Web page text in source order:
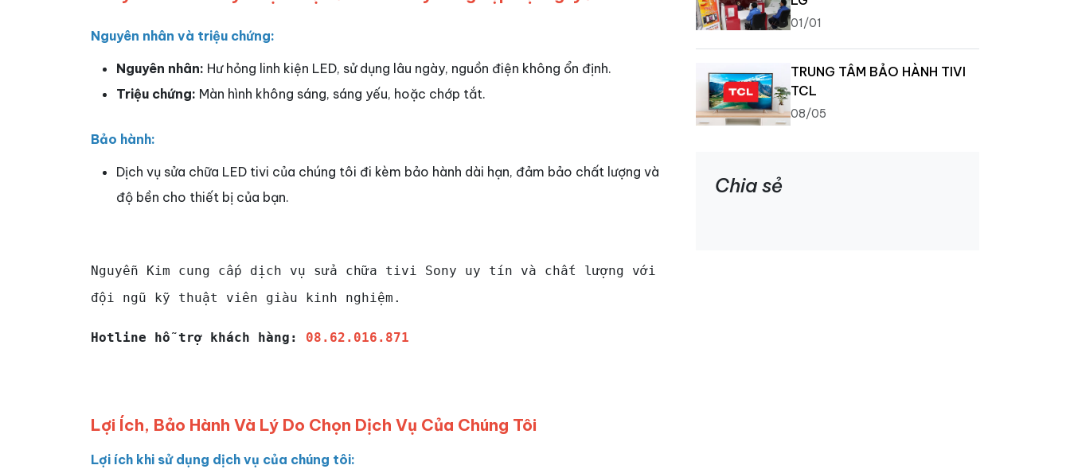
Nguyên nhân và triệu chứng:
Nguyên nhân: Hư hỏng linh kiện LED, sử dụng lâu ngày, nguồn điện không ổn định.
Triệu chứng: Màn hình không sáng, sáng yếu, hoặc chớp tắt.
Bảo hành:
Dịch vụ sửa chữa LED tivi của chúng tôi đi kèm bảo hành dài hạn, đảm bảo chất lượng và
độ bền cho thiết bị của bạn.
Nguyễn Kim cung cấp dịch vụ sửa chữa tivi Sony uy tín và chất lượng với
đội ngũ kỹ thuật viên giàu kinh nghiệm.
Hotline hỗ trợ khách hàng: 08.62.016.871
Lợi Ích, Bảo Hành Và Lý Do Chọn Dịch Vụ Của Chúng Tôi
Lợi ích khi sử dụng dịch vụ của chúng tôi:
01/01
TRUNG TÂM BẢO HÀNH TIVI
TCL
08/05
Chia sẻ